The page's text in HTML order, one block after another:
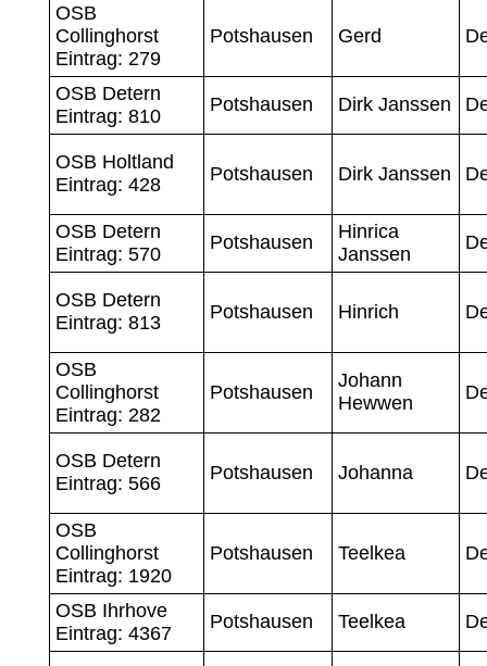
OSB
Collinghorst
Eintrag: 279
Potshausen Gerd
OSB Detern
Eintrag: 810
Potshausen Dirk Janssen
OSB Holtland
Eintrag: 428
Potshausen Dirk Janssen
OSB Detern
Eintrag: 570
Potshausen
Hinrica
Janssen
OSB Detern
Eintrag: 813
Potshausen Hinrich
OSB
Collinghorst
Eintrag: 282
Potshausen
Johann
Hewwen
OSB Detern
Eintrag: 566
Potshausen Johanna
OSB
Collinghorst
Eintrag: 1920
Potshausen Teelkea
OSB Ihrhove
Eintrag: 4367
Potshausen Teelkea